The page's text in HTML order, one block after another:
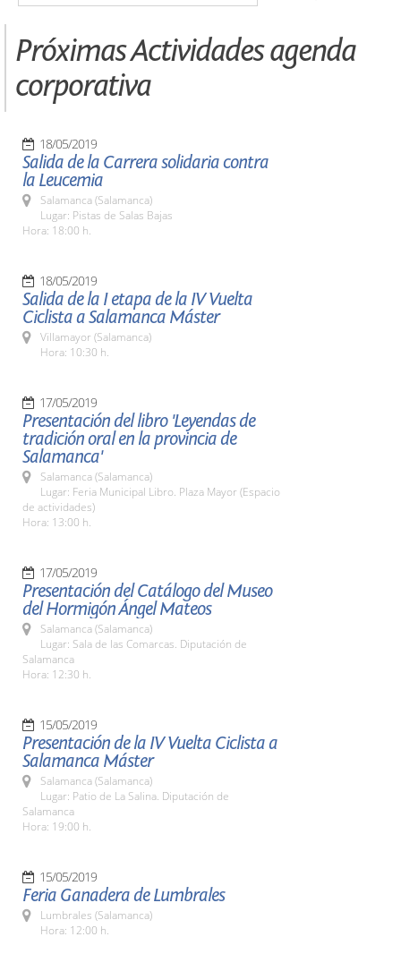
Próximas Actividades agenda
corporativa
18/05/2019
Salida de la Carrera solidaria contra
la Leucemia
Salamanca (Salamanca)
Lugar: Pistas de Salas Bajas
Hora: 18:00 h.
18/05/2019
Salida de la I etapa de la IV Vuelta
Ciclista a Salamanca Máster
Villamayor (Salamanca)
Hora: 10:30 h.
17/05/2019
Presentación del libro 'Leyendas de
tradición oral en la provincia de
Salamanca'
Salamanca (Salamanca)
Lugar: Feria Municipal Libro. Plaza Mayor (Espacio
de actividades)
Hora: 13:00 h.
17/05/2019
Presentación del Catálogo del Museo
del Hormigón Ángel Mateos
Salamanca (Salamanca)
Lugar: Sala de las Comarcas. Diputación de
Salamanca
Hora: 12:30 h.
15/05/2019
Presentación de la IV Vuelta Ciclista a
Salamanca Máster
Salamanca (Salamanca)
Lugar: Patio de La Salina. Diputación de
Salamanca
Hora: 19:00 h.
15/05/2019
Feria Ganadera de Lumbrales
Lumbrales (Salamanca)
Hora: 12:00 h.